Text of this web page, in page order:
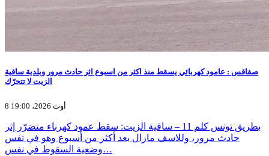
صفاقس : عامود كهربائي يسقط منذ اكثر من اسبوع اثر حادث مرور وبلدية ساقية
الزيت لا تتحرّك
8 أوت 2026، 19:00
بطريق تونس كلم 11 – ساقية الزيت: سقط عمود كهرباء متضرّر إثر
حادث مرور، وللاسف مازال بعد أكثر من أسبوع وهو في نفس
وضعية السقوط في نفس…